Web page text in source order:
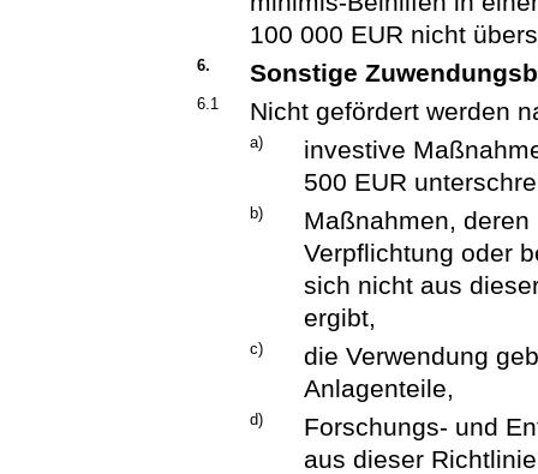
100 000 EUR nicht
6. Sonstige
6.1 Nicht gefördert werden
a)
investive
500 EUR
b)
Maßnahmen,
Verpflichtung oder
sich nicht aus
ergibt,
c)
die Verwendung
Anlagenteile,
d)
Forschungs- und
aus dieser